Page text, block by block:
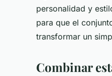
personalidad y
para que el
transformar un
Combinar